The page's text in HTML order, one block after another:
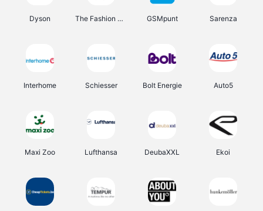
Dyson The Fashion Store GSMpunt Sarenza
Interhome Schiesser Bolt Energie Auto5
Maxi Zoo Lufthansa DeubaXXL Ekoi